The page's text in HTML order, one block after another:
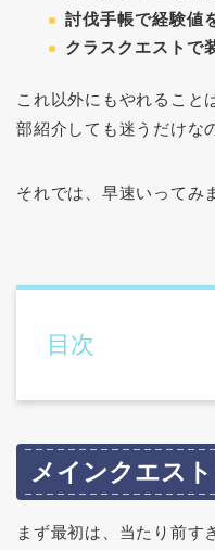
討伐手帳で経験値
クラスクエストで
これ以外にもやれること
部紹介しても迷うだけな
それでは、早速いってみ
目次
メインクエス
まず最初は、当たり前す